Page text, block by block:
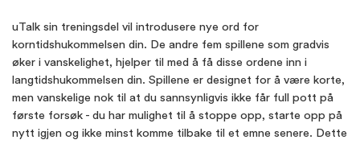
uTalk sin treningsdel vil introdusere nye ord for
korntidshukommelsen din. De andre fem spillene som gradvis
øker i vanskelighet, hjelper til med å få disse ordene inn i
langtidshukommelsen din. Spillene er designet for å være korte,
men vanskelige nok til at du sannsynligvis ikke får full pott på
første forsøk - du har mulighet til å stoppe opp, starte opp på
nytt igjen og ikke minst komme tilbake til et emne senere. Dette